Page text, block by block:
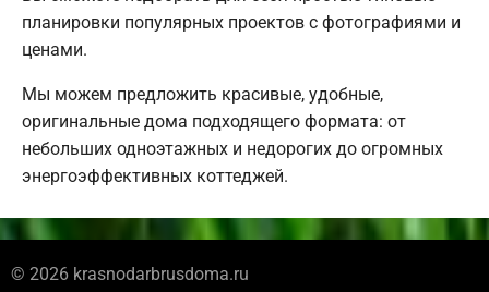
планировки популярных проектов с фотографиями и
ценами.
Мы можем предложить красивые, удобные,
оригинальные дома подходящего формата: от
небольших одноэтажных и недорогих до огромных
энергоэффективных коттеджей.
© 2026 krasnodarbrusdoma.ru